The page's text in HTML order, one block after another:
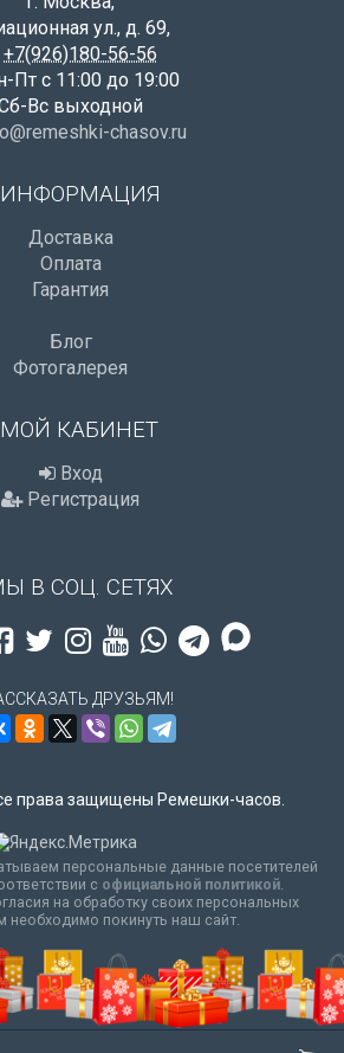
ул., д. 69,
+7(926)180-56-56
Пт с 11:00 до 19:00
Вс выходной
chasov.ru
ИНФОРМАЦИЯ
Доставка
Оплата
Гарантия
Блог
Фотогалерея
МОЙ КАБИНЕТ
Вход
Регистрация
В СОЦ. СЕТЯХ
ДРУЗЬЯМ!
права защищены Ремешки-часов.
персональные данные посетителей
с официальной политикой.
на обработку своих персональных
необходимо покинуть наш сайт.